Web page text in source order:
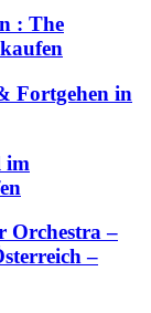
: The
Fortgehen in
im
Orchestra –
–